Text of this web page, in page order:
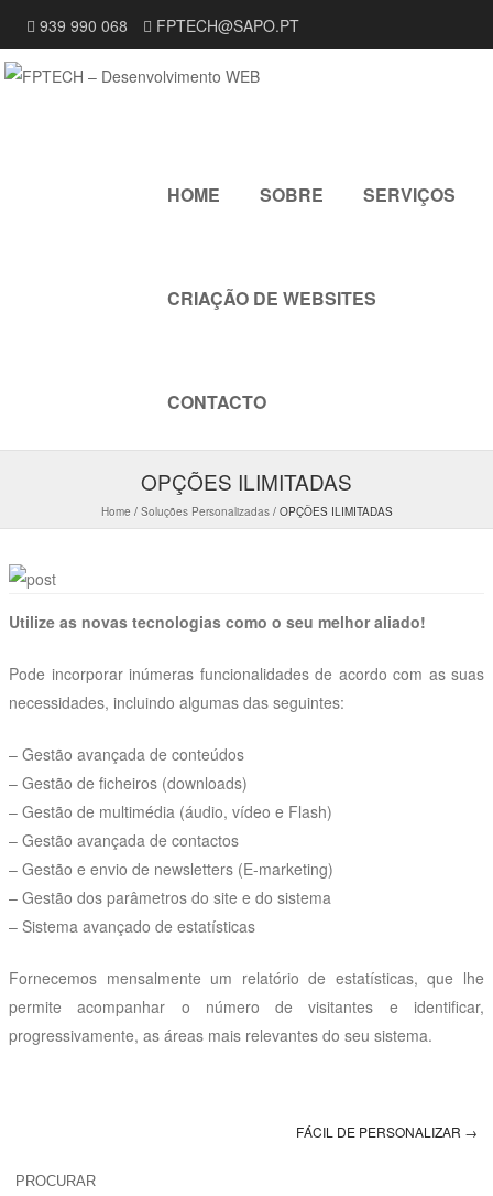
939 990 068 FPTECH@SAPO.PT
SKIP TO CONTENT
HOME SOBRE SERVIÇOS
CRIAÇÃO DE WEBSITES
CONTACTO
OPÇÕES ILIMITADAS
Home /Soluções Personalizadas /OPÇÕES ILIMITADAS
Utilize as novas tecnologias como o seu melhor aliado!
Pode incorporar inúmeras funcionalidades de acordo com as suas
necessidades, incluindo algumas das seguintes:
– Gestão avançada de conteúdos
– Gestão de ficheiros (downloads)
– Gestão de multimédia (áudio, vídeo e Flash)
– Gestão avançada de contactos
– Gestão e envio de newsletters (E-marketing)
– Gestão dos parâmetros do site e do sistema
– Sistema avançado de estatísticas
Fornecemos mensalmente um relatório de estatísticas, que lhe
permite acompanhar o número de visitantes e identificar,
progressivamente, as áreas mais relevantes do seu sistema.
Post navigation
FÁCIL DE PERSONALIZAR →
PROCURAR